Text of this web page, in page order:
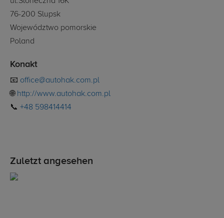
76-200 Slupsk
Województwo pomorskie
Poland
Konakt
📧 office@autohak.com.pl
🌐 http://www.autohak.com.pl
📞 +48 598414414
Zuletzt angesehen